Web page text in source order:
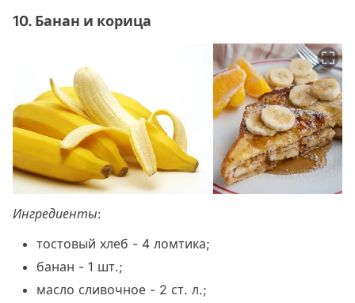
10. Банан и корица
Ингредиенты:
тостовый хлеб - 4 ломтика;
банан - 1 шт.;
масло сливочное - 2 ст. л.;